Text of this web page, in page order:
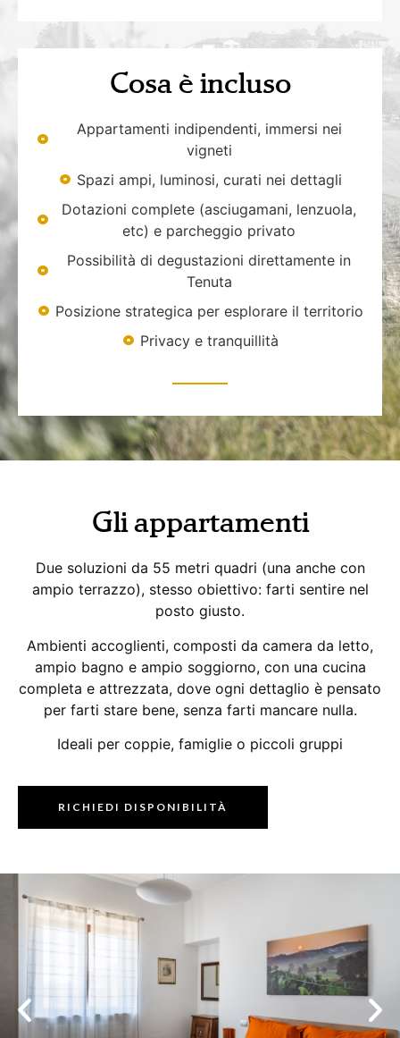
Cosa è incluso
Appartamenti indipendenti, immersi nei
vigneti
Spazi ampi, luminosi, curati nei dettagli
Dotazioni complete (asciugamani, lenzuola,
etc) e parcheggio privato
Possibilità di degustazioni direttamente in
Tenuta
Posizione strategica per esplorare il territorio
Privacy e tranquillità
Gli appartamenti
Due soluzioni da 55 metri quadri (una anche con
ampio terrazzo), stesso obiettivo: farti sentire nel
posto giusto.
Ambienti accoglienti, composti da camera da letto,
ampio bagno e ampio soggiorno, con una cucina
completa e attrezzata, dove ogni dettaglio è pensato
per farti stare bene, senza farti mancare nulla.
Ideali per coppie, famiglie o piccoli gruppi
RICHIEDI DISPONIBILITÀ